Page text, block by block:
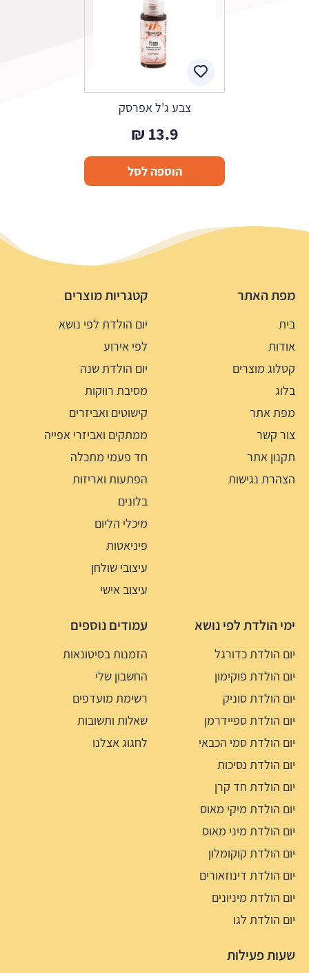
צבע ג'ל אפרסק
13.9
₪
הוספה לסל
מפת האתר
בית
אודות
קטלוג מוצרים
בלוג
מפת אתר
צור קשר
תקנון אתר
הצהרת נגישות
קטגריות מוצרים
יום הולדת לפי נושא
לפי אירוע
יום הולדת שנה
מסיבת רווקות
קישוטים ואביזרים
ממתקים ואביזרי אפייה
חד פעמי מתכלה
הפתעות ואריזות
בלונים
מיכלי הליום
פיניאטות
עיצובי שולחן
עיצוב אישי
ימי הולדת לפי נושא
יום הולדת כדורגל
יום הולדת פוקימון
יום הולדת סוניק
יום הולדת ספיידרמן
יום הולדת סמי הכבאי
יום הולדת נסיכות
יום הולדת חד קרן
יום הולדת מיקי מאוס
יום הולדת מיני מאוס
יום הולדת קוקומלון
יום הולדת דינוזאורים
יום הולדת מיניונים
יום הולדת לגו
עמודים נוספים
הזמנות בסיטונאות
החשבון שלי
רשימת מועדפים
שאלות ותשובות
לחגוג אצלנו
שעות פעילות